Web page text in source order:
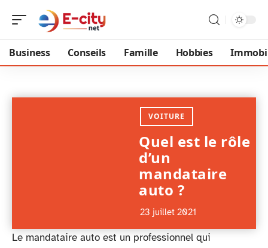
Business Conseils Famille Hobbies
VOITURE
Quel est le rôle
d’un
mandataire
auto ?
23 juillet 2021
Le mandataire auto est un professionnel qui